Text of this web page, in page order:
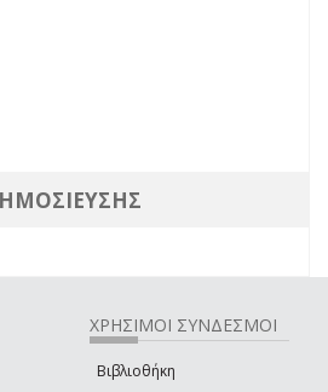
ΧΡΗΣΙΜΟΙ ΣΥΝΔΕΣΜΟΙ
Βιβλιοθήκη